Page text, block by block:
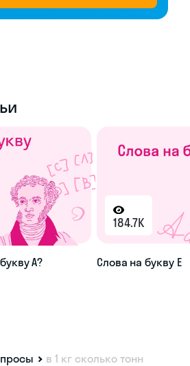
А?
184.7K
Слова на букву Е
в 1 кг сколько тонн